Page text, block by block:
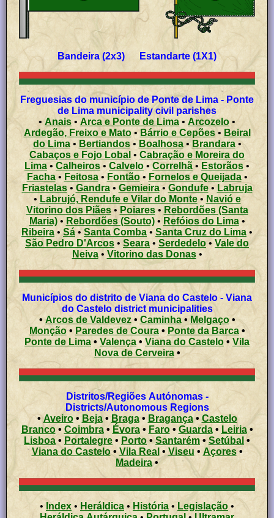
Bandeira (2x3) Estandarte (1X1)
Freguesias do município de Ponte de Lima - Ponte
de Lima municipality civil parishes
• Anais• Arca e Ponte de Lima • Arcozelo •
Ardegão, Freixo e Mato•Bárrio e Cepões• Beiral
do Lima• Bertiandos• Boalhosa• Brandara•
Cabaços e Fojo Lobal • Cabração e Moreira do
Lima • Calheiros • Calvelo •Correlhã • Estorãos •
Facha• Feitosa•Fontão• Fornelos e Queijada•
Friastelas• Gandra• Gemieira• Gondufe • Labruja
• Labrujó, Rendufe e Vilar do Monte• Navió e
Vitorino dos Piães• Poiares• Rebordões (Santa
Maria)• Rebordões (Souto)• Refóios do Lima•
Ribeira • Sá• Santa Comba • Santa Cruz do Lima •
São Pedro D'Arcos • Seara • Serdedelo • Vale do
Neiva• Vitorino das Donas•
Municípios do distrito de Viana do Castelo - Viana
do Castelo district municipalities
• Arcos de Valdevez• Caminha• Melgaço•
Monção• Paredes de Coura• Ponte da Barca•
Ponte de Lima • Valença • Viana do Castelo • Vila
Nova de Cerveira•
Distritos/Regiões Autónomas -
Districts/Autonomous Regions
•Aveiro• Beja• Braga• Bragança• Castelo
Branco• Coimbra• Évora• Faro• Guarda• Leiria•
Lisboa • Portalegre • Porto •Santarém • Setúbal •
Viana do Castelo•Vila Real • Viseu • Açores •
Madeira •
• Index • Heráldica • História • Legislação •